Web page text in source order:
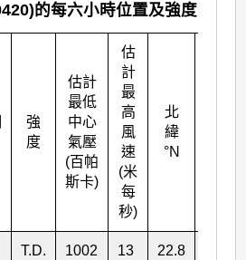
的每六小時位置及強度
強
度
估計
最低
中心
氣壓
(百帕
斯卡)
估
計
最
高
風
速
(米
每
秒)
北
緯
°N
T.D. 1002 13 22.8